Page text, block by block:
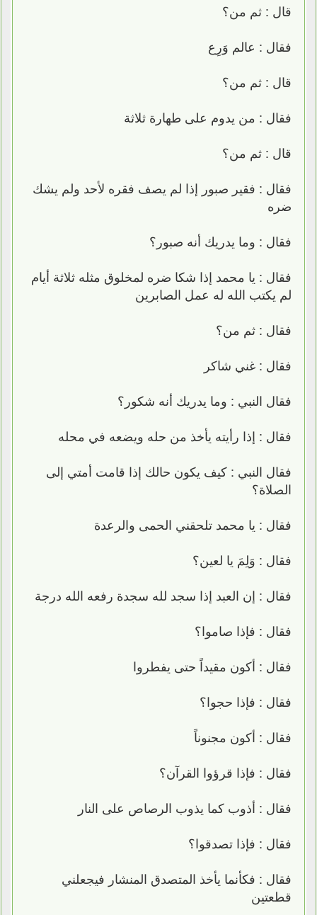
قال : ثم من؟
فقال : عالم وَرِع
قال : ثم من؟
فقال : من يدوم على طهارة ثلاثة
قال : ثم من؟
فقال : فقير صبور إذا لم يصف فقره لأحد ولم يشك
ضره
فقال : وما يدريك أنه صبور؟
فقال : يا محمد إذا شكا ضره لمخلوق مثله ثلاثة أيام
لم يكتب الله له عمل الصابرين
فقال : ثم من؟
فقال : غني شاكر
فقال النبي : وما يدريك أنه شكور؟
فقال : إذا رأيته يأخذ من حله ويضعه في محله
فقال النبي : كيف يكون حالك إذا قامت أمتي إلى
الصلاة؟
فقال : يا محمد تلحقني الحمى والرعدة
فقال : وَلِمَ يا لعين؟
فقال : إن العبد إذا سجد لله سجدة رفعه الله درجة
فقال : فإذا صاموا؟
فقال : أكون مقيداً حتى يفطروا
فقال : فإذا حجوا؟
فقال : أكون مجنوناً
فقال : فإذا قرؤوا القرآن؟
فقال : أذوب كما يذوب الرصاص على النار
فقال : فإذا تصدقوا؟
فقال : فكأنما يأخذ المتصدق المنشار فيجعلني
قطعتين